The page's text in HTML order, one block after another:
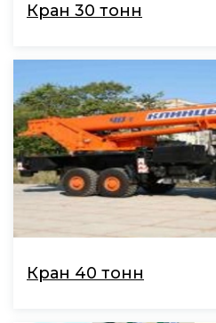
Кран 30 тонн
Кран 40 тонн